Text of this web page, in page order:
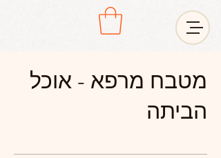
מטבח מרפא - אוכל
הביתה